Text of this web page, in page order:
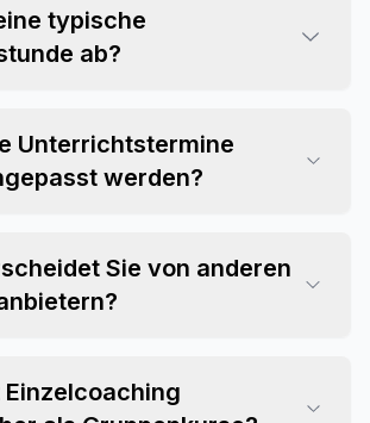
typische
ab?
Unterrichtstermine
werden?
Sie von anderen